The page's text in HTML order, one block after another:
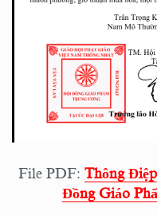
File PDF: Thông
Đồng Giáo